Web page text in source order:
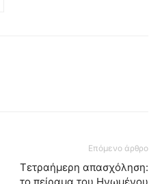
Επόμενο άρθρο
Τετραήμερη απασχόληση: